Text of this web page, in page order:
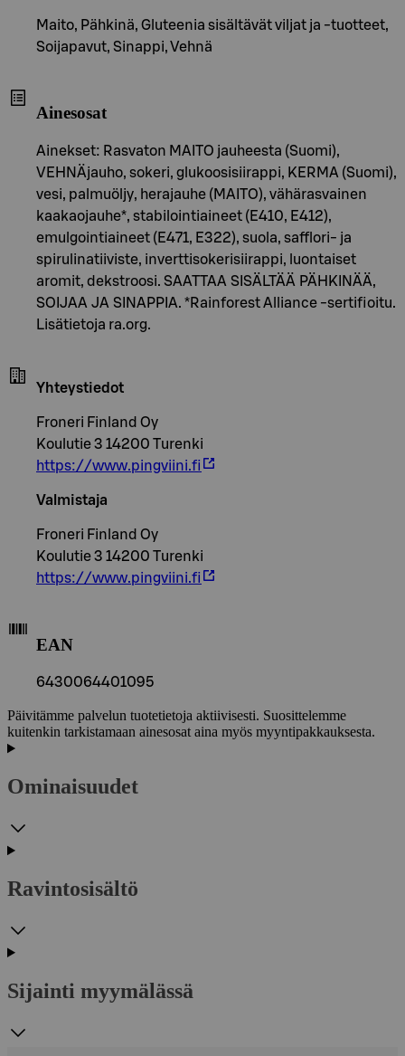
Maito, Pähkinä, Gluteenia sisältävät viljat ja -tuotteet,
Soijapavut, Sinappi, Vehnä
Ainesosat
Ainekset: Rasvaton MAITO jauheesta (Suomi),
VEHNÄjauho, sokeri, glukoosisiirappi, KERMA (Suomi),
vesi, palmuöljy, herajauhe (MAITO), vähärasvainen
kaakaojauhe*, stabilointiaineet (E410, E412),
emulgointiaineet (E471, E322), suola, safflori- ja
spirulinatiiviste, inverttisokerisiirappi, luontaiset
aromit, dekstroosi. SAATTAA SISÄLTÄÄ PÄHKINÄÄ,
SOIJAA JA SINAPPIA. *Rainforest Alliance -sertifioitu.
Lisätietoja ra.org.
Yhteystiedot
Froneri Finland Oy
Koulutie 3 14200 Turenki
https://www.pingviini.fi
Valmistaja
Froneri Finland Oy
Koulutie 3 14200 Turenki
https://www.pingviini.fi
EAN
6430064401095
Päivitämme palvelun tuotetietoja aktiivisesti. Suosittelemme
kuitenkin tarkistamaan ainesosat aina myös myyntipakkauksesta.
Ominaisuudet
Ravintosisältö
Sijainti myymälässä